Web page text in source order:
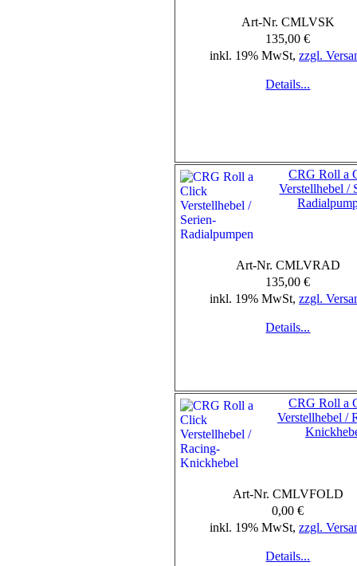
Art-Nr. CMLVSK
135,00 €
inkl. 19% MwSt, zzgl.
Details...
CRG Roll a
Verstellhebel /
Art-Nr. CMLVRAD
135,00 €
inkl. 19% MwSt, zzgl.
Details...
CRG Roll a
Verstellhebel /
Art-Nr. CMLVFOLD
0,00 €
inkl. 19% MwSt, zzgl.
Details...